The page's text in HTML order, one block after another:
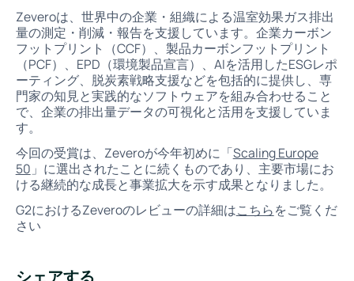
シェアする
Zeveroは、世界中の企業・組織による温室効果ガス排出
量の測定・削減・報告を支援しています。企業カーボン
フットプリント（CCF）、製品カーボンフットプリント
（PCF）、EPD（環境製品宣言）、AIを活用したESGレポ
ーティング、脱炭素戦略支援などを包括的に提供し、専
門家の知見と実践的なソフトウェアを組み合わせること
で、企業の排出量データの可視化と活用を支援していま
す。
今回の受賞は、Zeveroが今年初めに「Scaling Europe
50 」に選出されたことに続くものであり、主要市場にお
ける継続的な成長と事業拡大を示す成果となりました。
G2におけるZeveroのレビューの詳細はこちらをご覧くだ
さい